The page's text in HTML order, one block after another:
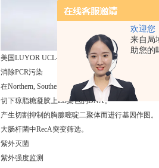
欢迎您
来自局
助您的
美国LUYOR UCL-3500紫外交联仪 Applications
消除PCR污染
在Northern, Southern,Slot或Dot印迹和克隆或噬
切下琼脂糖凝胶上EB染色的DNA。
产生切割抑制的胸腺嘧啶二聚体而进行基因作图。
大肠杆菌中RecA突变筛选。
紫外灭菌
紫外强度监测